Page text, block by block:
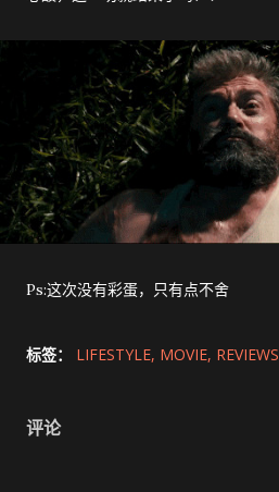
Ps:这次没有彩蛋，只有点不舍
标签： LIFESTYLE MOVIE REVIEWS
评论